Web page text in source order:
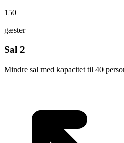
150
gæster
Sal 2
Mindre sal med kapacitet til 40